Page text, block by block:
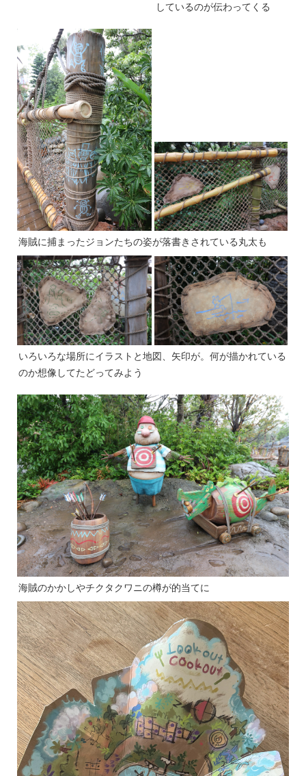
しているのが伝わってくる
海賊に捕まったジョンたちの姿が落書きされている丸太も
いろいろな場所にイラストと地図、矢印が。何が描かれている
のか想像してたどってみよう
海賊のかかしやチクタクワニの樽が的当てに